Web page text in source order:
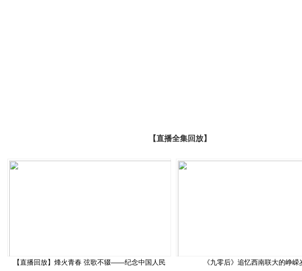
【直播全集回放】
【直播回放】烽火青春 弦歌不辍——纪念中国人民 《九零后》追忆西南联大的峥嵘